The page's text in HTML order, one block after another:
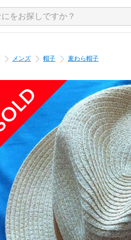
メンズ 帽子 麦わら帽子